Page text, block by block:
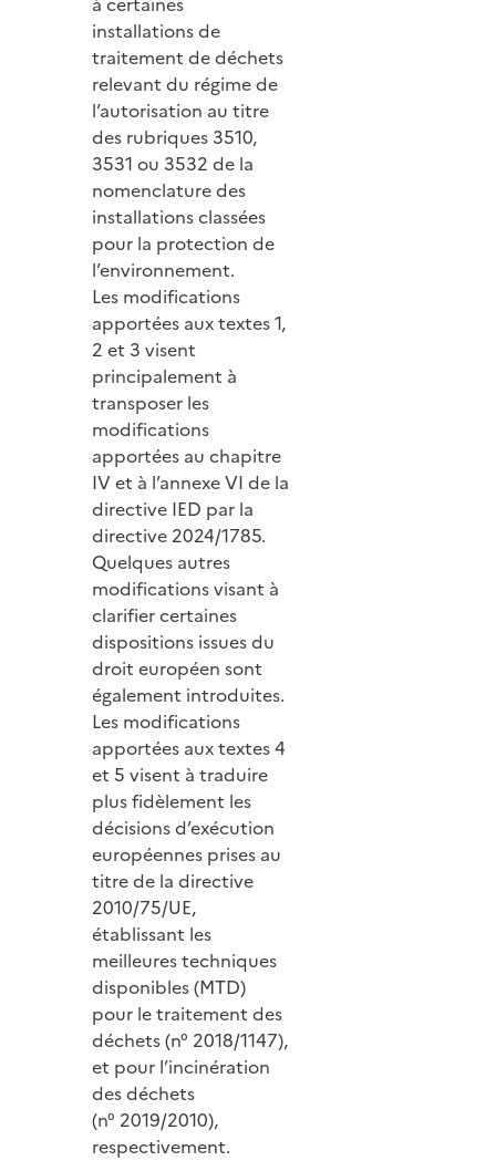
installations de
traitement de déchets
relevant du régime de
l’autorisation au titre
des rubriques 3510,
3531 ou 3532 de la
nomenclature des
installations classées
pour la protection de
l’environnement.
Les modifications
apportées aux textes 1,
2 et 3 visent
principalement à
transposer les
modifications
apportées au chapitre
IV et à l’annexe VI de la
directive IED par la
directive 2024/1785.
Quelques autres
modifications visant à
clarifier certaines
dispositions issues du
droit européen sont
également introduites.
Les modifications
apportées aux textes 4
et 5 visent à traduire
plus fidèlement les
décisions d’exécution
européennes prises au
titre de la directive
2010/75/UE,
établissant les
meilleures techniques
disponibles (MTD)
pour le traitement des
déchets (n° 2018/1147),
et pour l’incinération
des déchets
(n° 2019/2010),
respectivement.